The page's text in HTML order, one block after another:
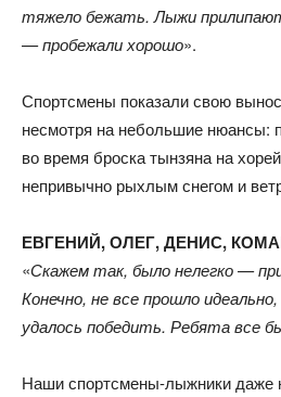
тяжело бежать. Лыжи
— пробежали хорошо».
Спортсмены показали свою
несмотря на небольшие нюансы:
во время броска тынзяна на
непривычно рыхлым снегом и
ЕВГЕНИЙ, ОЛЕГ, ДЕНИС,
«Скажем так, было нелегко —
Конечно, не все прошло
удалось победить. Ребята все
Наши спортсмены-лыжники даже